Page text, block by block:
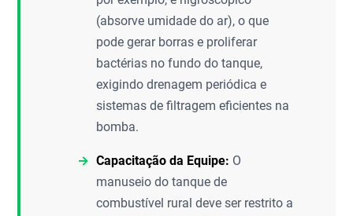
(absorve umidade do ar), o que
pode gerar borras e proliferar
bactérias no fundo do tanque,
exigindo drenagem periódica e
sistemas de filtragem eficientes na
bomba.
Capacitação da Equipe: O
manuseio do tanque de
combustível rural deve ser restrito a